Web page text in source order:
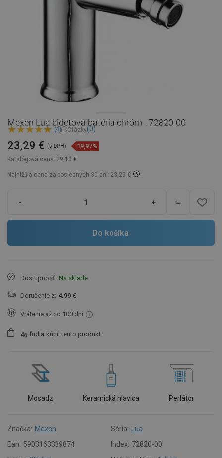
Mexen Lua bidetová batéria chróm - 72820-00
(4) Otázky(0)
Katalógová cena: 29,10 €
23,29 € (s DPH) 19,97%
Najnižšia cena za posledných 30 dní: 23,29 €
- + favorite_border
Do košíka
Dostupnosť: Na sklade
Doručenie z: 4.99 €
Vrátenie až do 100 dní
46 ľudia kúpil tento produkt.
Mosadz Keramická hlavica Perlátor
Značka: Mexen Séria:
Lua
Ean: 5903163389874 Index: 72820-00